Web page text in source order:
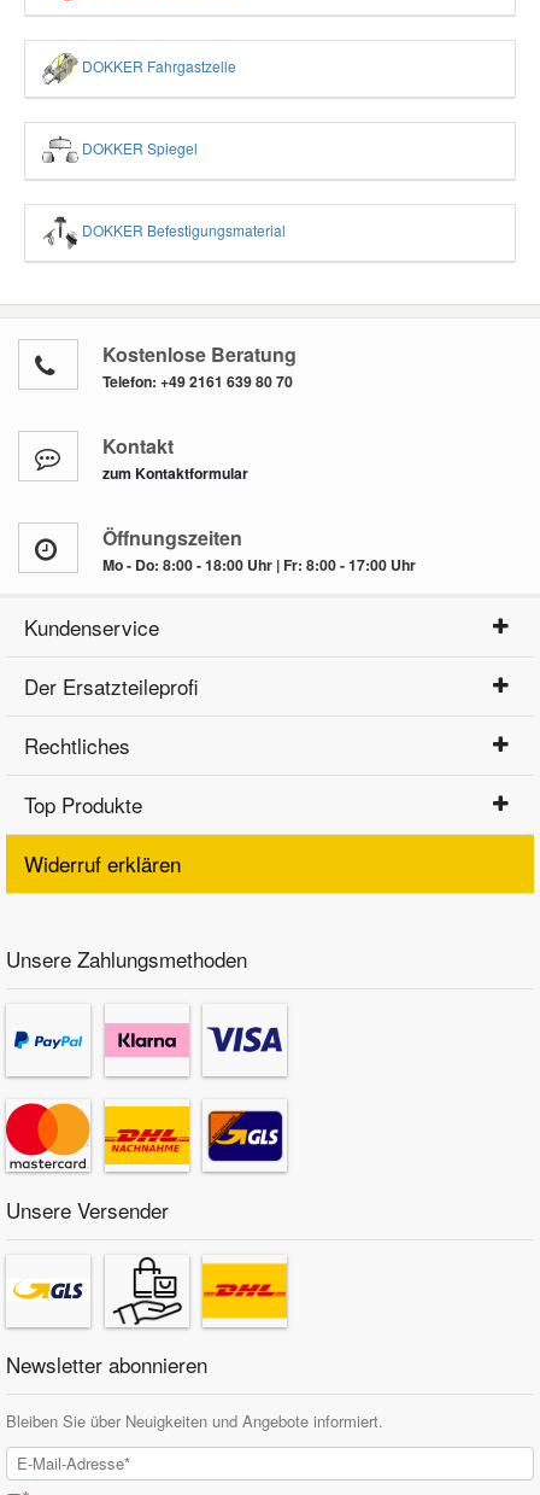
DOKKER Fahrgastzelle
DOKKER Spiegel
DOKKER Befestigungsmaterial
Kostenlose Beratung
Telefon: +49 2161 639 80 70
Kontakt
zum Kontaktformular
Öffnungszeiten
Mo - Do: 8:00 - 18:00 Uhr | Fr: 8:00 - 17:00 Uhr
Kundenservice
Der Ersatzteileprofi
Rechtliches
Top Produkte
Widerruf erklären
Unsere Zahlungsmethoden
Unsere Versender
Newsletter abonnieren
Bleiben Sie über Neuigkeiten und Angebote informiert.